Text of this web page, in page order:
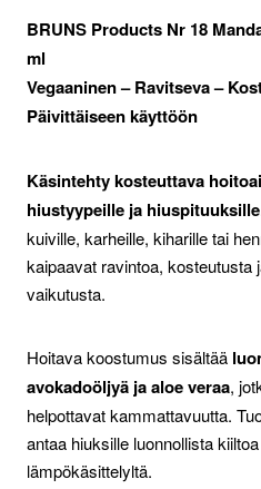
BRUNS Products Nr 18
ml
Vegaaninen – Ravitseva –
Päivittäiseen käyttöön
Käsintehty kosteuttava
hiustyypeille ja hiuspituuksille
kuiville, karheille, kiharille tai
kaipaavat ravintoa, kosteutusta
vaikutusta.
Hoitava koostumus sisältää
avokadoöljyä ja aloe veraa,
helpottavat kammattavuutta.
antaa hiuksille luonnollista
lämpökäsittelyltä.